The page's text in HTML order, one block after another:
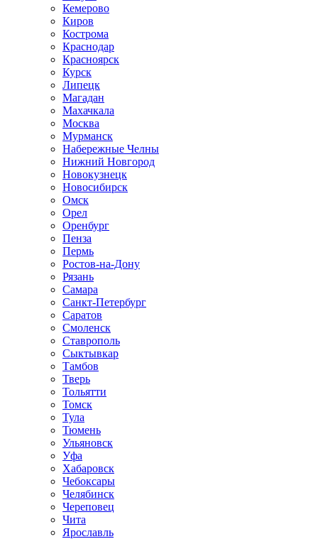
Кемерово
Киров
Кострома
Краснодар
Красноярск
Курск
Липецк
Магадан
Махачкала
Москва
Мурманск
Набережные Челны
Нижний Новгород
Новокузнецк
Новосибирск
Омск
Орел
Оренбург
Пенза
Пермь
Ростов-на-Дону
Рязань
Самара
Санкт-Петербург
Саратов
Смоленск
Ставрополь
Сыктывкар
Тамбов
Тверь
Тольятти
Томск
Тула
Тюмень
Ульяновск
Уфа
Хабаровск
Чебоксары
Челябинск
Череповец
Чита
Ярославль